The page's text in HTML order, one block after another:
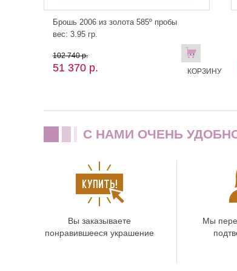
Брошь 2006 из золота 585º пробы
вес: 3.95 гр.
102 740 р.
51 370 р.
В
КОРЗИНУ
C НАМИ ОЧЕНЬ
Вы заказываете
понравившееся украшение
Мы